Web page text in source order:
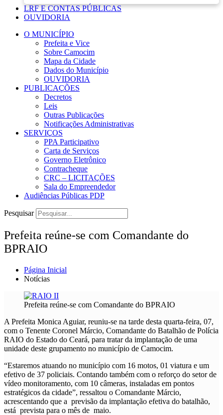
LRF E CONTAS PÚBLICAS
OUVIDORIA
O MUNICÍPIO
Prefeita e Vice
Sobre Camocim
Mapa da Cidade
Dados do Município
OUVIDORIA
PUBLICAÇÕES
Decretos
Leis
Outras Publicações
Notificações Administrativas
SERVIÇOS
PPA Participativo
Carta de Serviços
Governo Eletrônico
Contracheque
CRC – LICITAÇÕES
Sala do Empreendedor
Audiências Públicas PDP
Pesquisar
Prefeita reúne-se com Comandante do
BPRAIO
Página Inicial
Notícias
Prefeita reúne-se com Comandante do BPRAIO
A Prefeita Monica Aguiar, reuniu-se na tarde desta quarta-feira, 07,
com o Tenente Coronel Márcio, Comandante do Batalhão de Polícia
RAIO do Estado do Ceará, para tratar da implantação de uma
unidade deste grupamento no município de Camocim.
“Estaremos atuando no município com 16 motos, 01 viatura e um
efetivo de 37 policiais. Contando também com o reforço do setor de
vídeo monitoramento, com 10 câmeras, instaladas em pontos
estratégicos da cidade”, ressaltou o Comandante Márcio,
acrescentando que a previsão da implantação efetiva do batalhão,
está prevista para o mês de maio.